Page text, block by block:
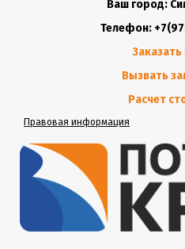
Ваш город:
Телефон:
Заказать
Вызвать
Расчет
Правовая информация